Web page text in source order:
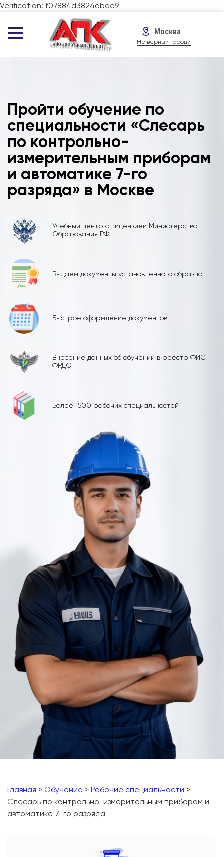
Verification: f07884d3824abee9
Москва
Не верный город?
Пройти обучение по
специальности «Слесарь
по контрольно-
измерительным приборам
и автоматике 7-го
разряда» в Москве
Учебный центр с лицензией Министерства
Образования РФ
Выдаем документы установленного образца
Быстрое оформление документов
Внесение данных об обучении в реестр ФИС
ФРДО
Более 1500 рабочих специальностей
Главная > Обучение > Рабочие специальности >
Слесарь по контрольно-измерительным приборам и
автоматике 7-го разряда